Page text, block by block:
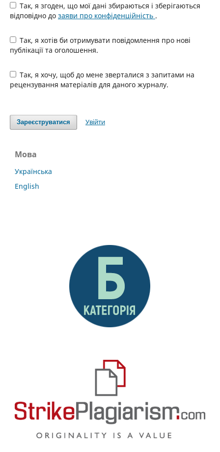
Так, я згоден, що мої дані збираються і зберігаються
відповідно до заяви про конфіденційність .
Так, я хотів би отримувати повідомлення про нові
публікації та оголошення.
Так, я хочу, щоб до мене зверталися з запитами на
рецензування матеріалів для даного журналу.
Зареєструватися Увійти
Мова
Українська
English